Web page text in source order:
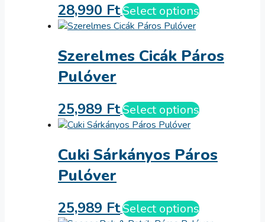
28,990 FtSelect options
Szerelmes Cicák Páros
Pulóver
25,989 FtSelect options
Cuki Sárkányos Páros
Pulóver
25,989 FtSelect options